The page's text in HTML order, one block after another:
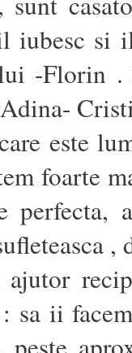
iubesc si
-Florin .
este
foarte
perfecta,
,
ajutor
sa ii